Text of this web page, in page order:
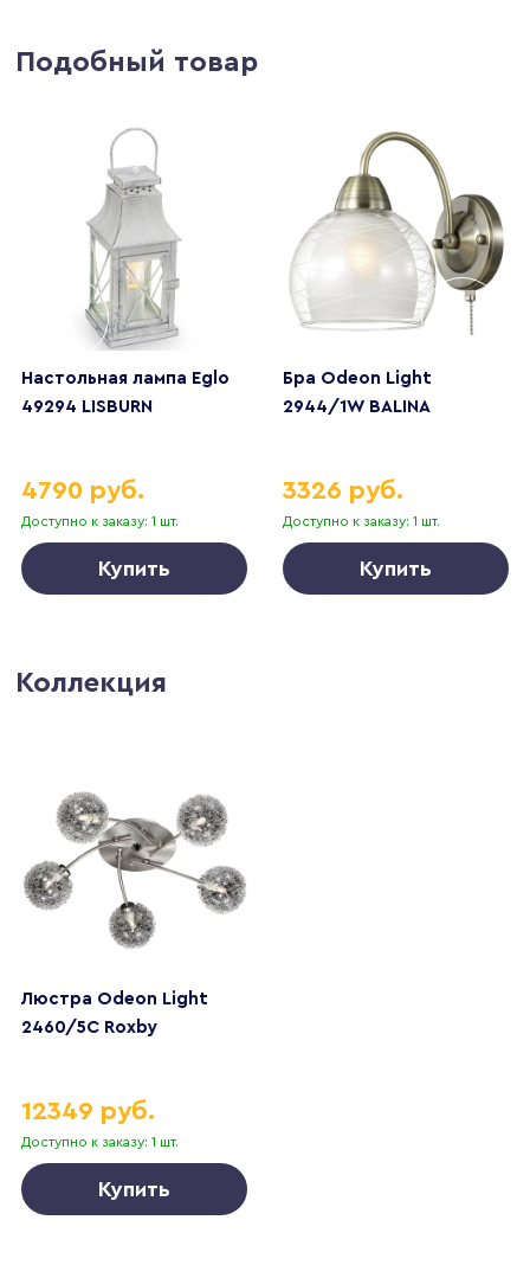
Подобный товар
Настольная лампа Eglo
49294 LISBURN
Доступно к заказу: 1 шт.
4790 руб.
Купить
Бра Odeon Light
2944/1W BALINA
Доступно к заказу: 1 шт.
3326 руб.
Купить
Коллекция
Люстра Odeon Light
2460/5C Roxby
Доступно к заказу: 1 шт.
12349 руб.
Купить